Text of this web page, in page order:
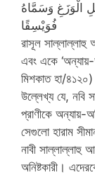
الْوَزَغِ وَسَمَّاهُ
فُوَيْسِقًا
রাসূল সাল্লাল্লাহু
এবং একে ‘অন্যায়-
মিশকাত হা/
উল্লেখ্য যে, নবি
প্রাণীকে অন্যায়-
সেগুলো হারাম
নাবী সাল্লাল্লাহু
অনিষ্টকারী।